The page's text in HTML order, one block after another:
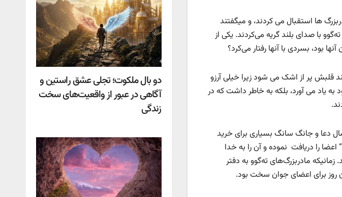
ها استقبال می کردند، و میگفتند
با صدای بلند گریه می‌کردند. یکی از
بود، بسردی با آنها رفتار می‌کرد؟
قلبش پر از اشک می شود زیرا خیلی آرزو
به یاد می آورد، بلکه به خاطر داشت که در
دعا و جانگ سانگ بسیاری برای خرید
اعضا را دریافت نموده و آن را به خدا
مادربزرگ‌های ته‌گوو به دفتر
روز برای اعضای جوان سخت بود.
دو بال ملکوت؛ تجلی عشق راستین و
آگاهی در عبور از واقعیت‌های سخت
زندگی